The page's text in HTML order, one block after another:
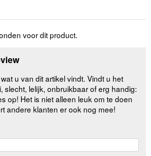
voor dit product.
u van dit artikel vindt. Vindt u het
slecht, lelijk, onbruikbaar of erg handig:
op! Het is niet alleen leuk om te doen
andere klanten er ook nog mee!